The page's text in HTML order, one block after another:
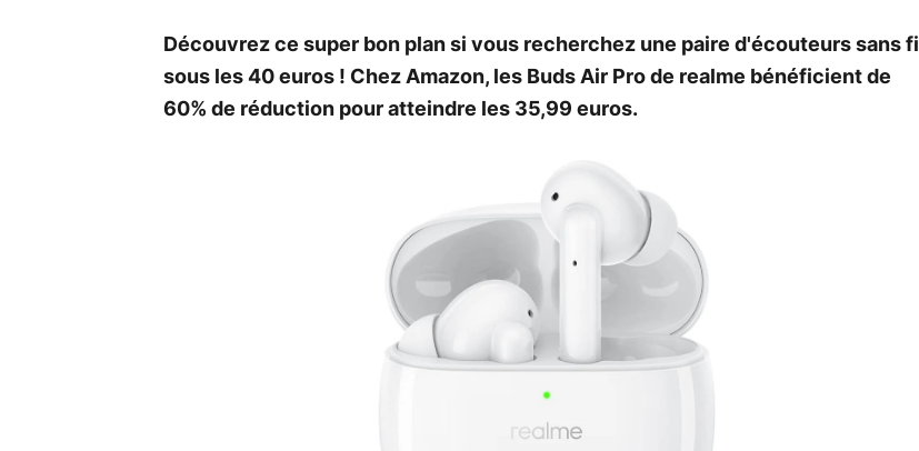
Découvrez ce super bon plan si vous recherchez une paire d'écouteurs sans fil
sous les 40 euros ! Chez Amazon, les Buds Air Pro de realme bénéficient de
60% de réduction pour atteindre les 35,99 euros.